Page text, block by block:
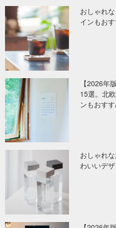
おしゃれ
インもお
【2026年
15選。北
ンもおす
おしゃれ
わいいデ